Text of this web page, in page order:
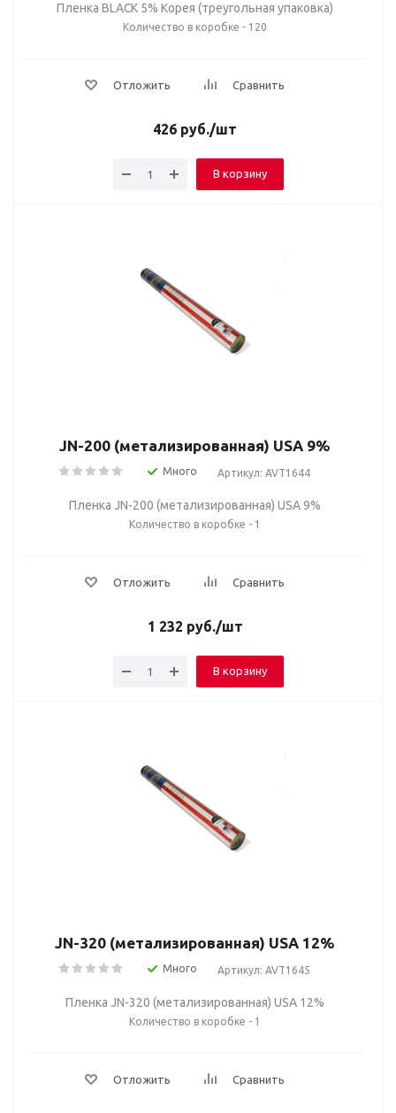
Пленка BLACK 5% Корея (треугольная упаковка)
Количество в коробке - 120
Отложить Сравнить
426 руб./шт
В корзину
JN-200 (метализированная) USA 9%
Много Артикул: AVT1644
Пленка JN-200 (метализированная) USA 9%
Количество в коробке - 1
Отложить Сравнить
1 232 руб./шт
В корзину
JN-320 (метализированная) USA 12%
Много Артикул: AVT1645
Пленка JN-320 (метализированная) USA 12%
Количество в коробке - 1
Отложить Сравнить